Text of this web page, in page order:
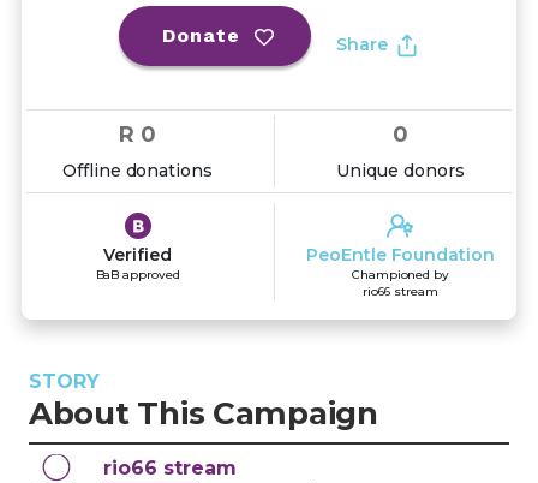
Donate Share
R 0
Offline donations
0
Unique donors
Verified
BaB approved
PeoEntle Foundation
Championed by
rio66 stream
STORY
About This Campaign
rio66 stream